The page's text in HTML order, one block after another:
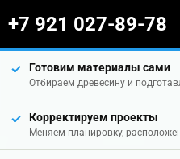
+7 921 027-89-78
Готовим материалы сами
Отбираем древесину и
Корректируем проекты
Меняем планировку,